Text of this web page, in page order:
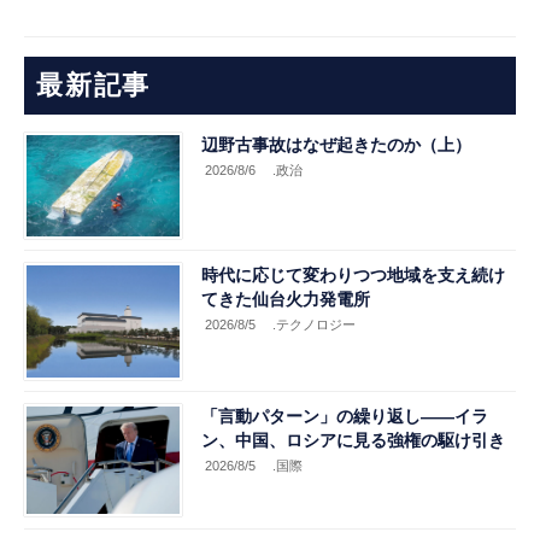
最新記事
辺野古事故はなぜ起きたのか（上）
2026/8/6 .政治
時代に応じて変わりつつ地域を支え続け
てきた仙台火力発電所
2026/8/5 .テクノロジー
「言動パターン」の繰り返し――イラ
ン、中国、ロシアに見る強権の駆け引き
2026/8/5 .国際